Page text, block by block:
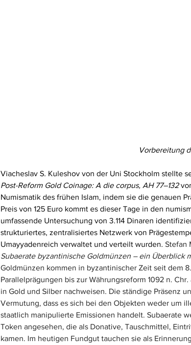
Vorbereitung
Viacheslav S. Kuleshov von der Uni Stockholm stellte
Post-Reform Gold Coinage: A die corpus, AH 77–132
Numismatik des frühen Islam, indem sie die genauen
Preis von 125 Euro kommt es dieser Tage in den
umfassende Untersuchung von 3.114 Dinaren
strukturiertes, zentralisiertes Netzwerk von
Umayyadenreich verwaltet und verteilt wurden. Stefan
Subaerate byzantinische Goldmünzen – ein Überblick
Goldmünzen kommen in byzantinischer Zeit seit dem
Parallelprägungen bis zur Währungsreform 1092 n.
in Gold und Silber nachweisen. Die ständige Präsenz
Vermutung, dass es sich bei den Objekten weder um
staatlich manipulierte Emissionen handelt. Subaerate
Token angesehen, die als Donative, Tauschmittel,
kamen. Im heutigen Fundgut tauchen sie als